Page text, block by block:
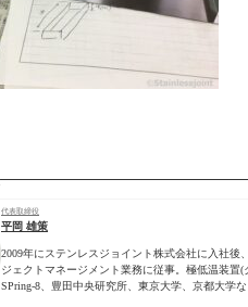
代表取締役
平岡 雄策
2009年にステンレスジョイント株式会社に入社
ジェクトマネージメント業務に従事。極低温装置
SPring-8、豊田中央研究所、東京大学、京都大学